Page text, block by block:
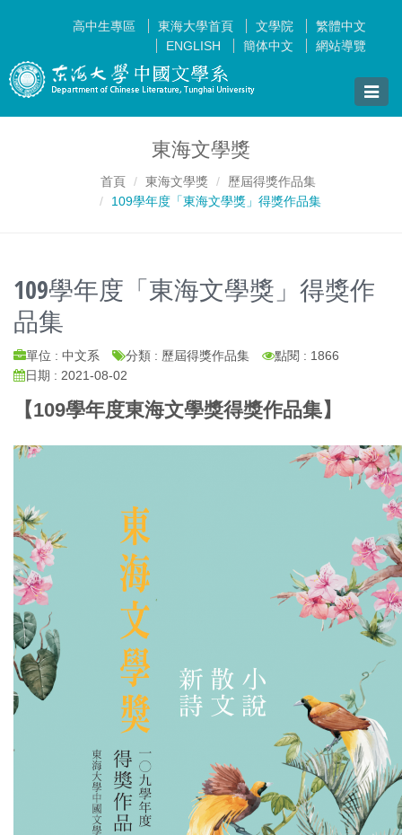
高中生專區 東海大學首頁 文學院
繁體中文
ENGLISH
簡体中文 網站導覽
Toggle
東海文學獎
首頁 東海文學獎
歷屆得獎作品集
109學年度「東海文學獎」得獎作品集
109學年度「東海文學獎」得獎作
品集
單位 : 中文系 分類 : 歷屆得獎作品集
點閱 : 1866
日期 : 2021-08-02
【109學年度東海文學獎得獎作品集】